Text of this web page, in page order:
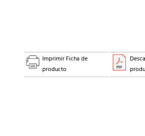
Imprimir Ficha de
producto